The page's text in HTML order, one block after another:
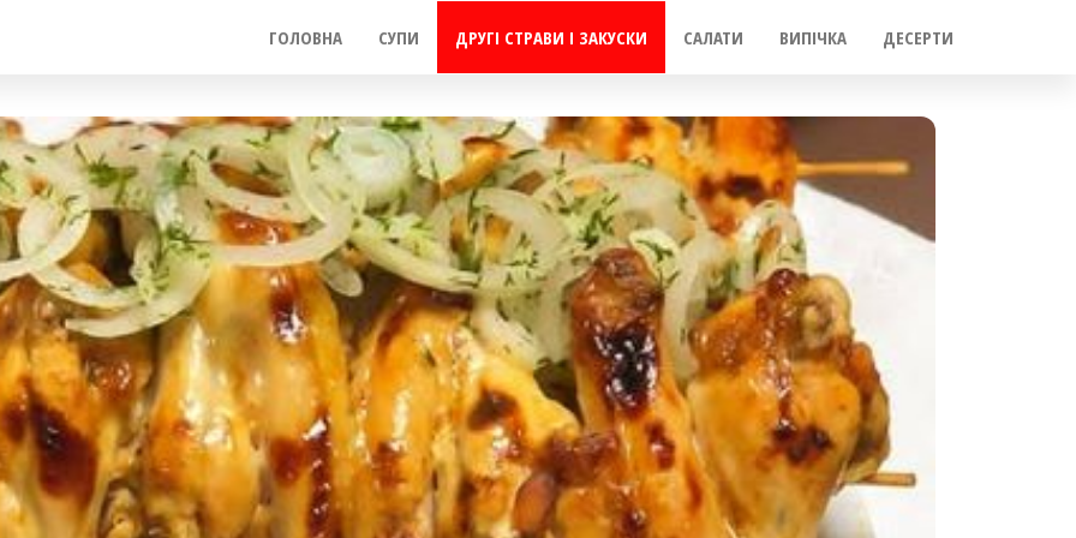
ГОЛОВНА СУПИ ДРУГІ СТРАВИ І ЗАКУСКИ САЛАТИ ВИПІЧКА ДЕСЕРТИ